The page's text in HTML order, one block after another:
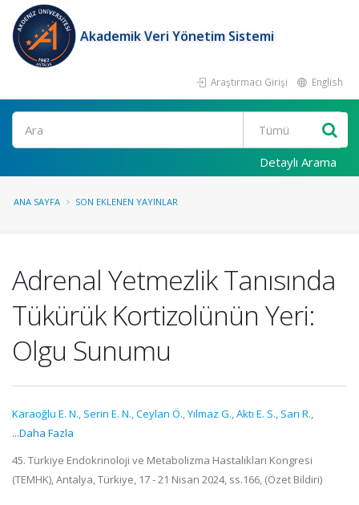
Akademik Veri Yönetim Sistemi
Araştırmacı Girişi English
Ara
Detaylı Arama
ANA SAYFA SON EKLENEN YAYINLAR
Adrenal Yetmezlik Tanısında
Tükürük Kortizolünün Yeri:
Olgu Sunumu
Karaoğlu E. N., Serin E. N.,Ceylan Ö.,Yılmaz G.,Aktı E. S., Sarı R.,
...Daha Fazla
45. Türkiye Endokrinoloji ve Metabolizma Hastalıkları Kongresi
(TEMHK), Antalya, Türkiye, 17 - 21 Nisan 2024, ss.166, (Özet Bildiri)